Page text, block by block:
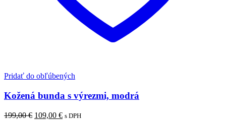
Pridať do obľúbených
Kožená bunda s výrezmi, modrá
199,00€ 109,00 € s DPH